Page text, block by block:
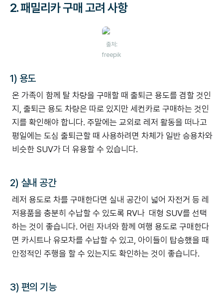
2. 패밀리카 구매 고려 사항
출처:
freepik
1) 용도
온 가족이 함께 탈 차량을 구매할 때 출퇴근 용도를 겸할 것인
지, 출퇴근 용도 차량은 따로 있지만 세컨카로 구매하는 것인
지를 확인해야 합니다. 주말에는 교외로 레저 활동을 떠나고
평일에는 도심 출퇴근할 때 사용하려면 차체가 일반 승용차와
비슷한 SUV가 더 유용할 수 있습니다.
2) 실내 공간
레저 용도로 차를 구매한다면 실내 공간이 넓어 자전거 등 레
저용품을 충분히 수납할 수 있도록 RV나 대형 SUV를 선택
하는 것이 좋습니다. 어린 자녀와 함께 여행 용도로 구매한다
면 카시트나 유모차를 수납할 수 있고, 아이들이 탑승했을 때
안정적인 주행을 할 수 있는지도 확인하는 것이 좋습니다.
3) 편의 기능